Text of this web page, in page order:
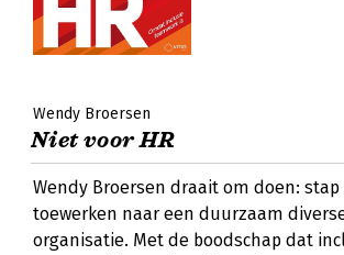
Wendy Broersen
Niet voor HR
Wendy Broersen draait om doen:
toewerken naar een duurzaam
organisatie. Met de boodschap dat